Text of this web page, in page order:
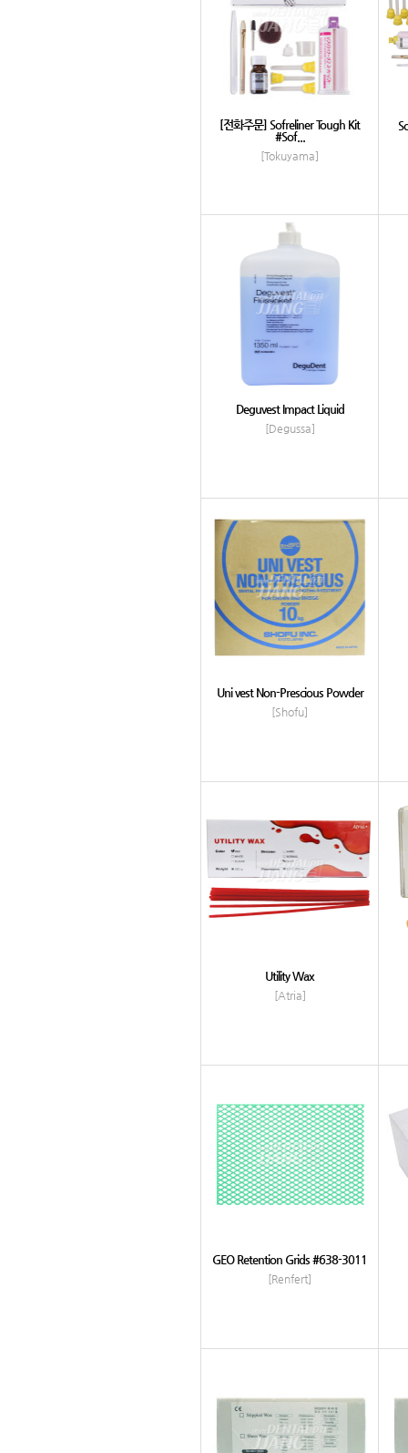
[전화주문] Sofreliner Tough Kit
#Sof...
[Tokuyama]
Deguvest Impact Liquid
[Degussa]
Uni vest Non-Prescious Powder
[Shofu]
Utility Wax
[Atria]
GEO Retention Grids #638-3011
[Renfert]